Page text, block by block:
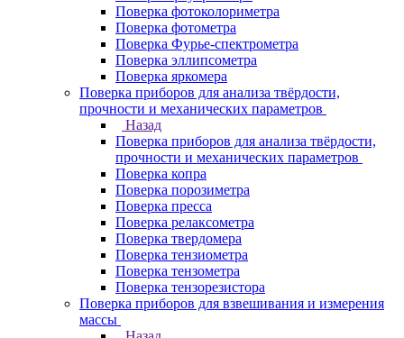
Поверка фотоколориметра
Поверка фотометра
Поверка Фурье-спектрометра
Поверка эллипсометра
Поверка яркомера
Поверка приборов для анализа твёрдости,
прочности и механических параметров
Назад
Поверка приборов для анализа твёрдости,
прочности и механических параметров
Поверка копра
Поверка порозиметра
Поверка пресса
Поверка релаксометра
Поверка твердомера
Поверка тензиометра
Поверка тензометра
Поверка тензорезистора
Поверка приборов для взвешивания и измерения
массы